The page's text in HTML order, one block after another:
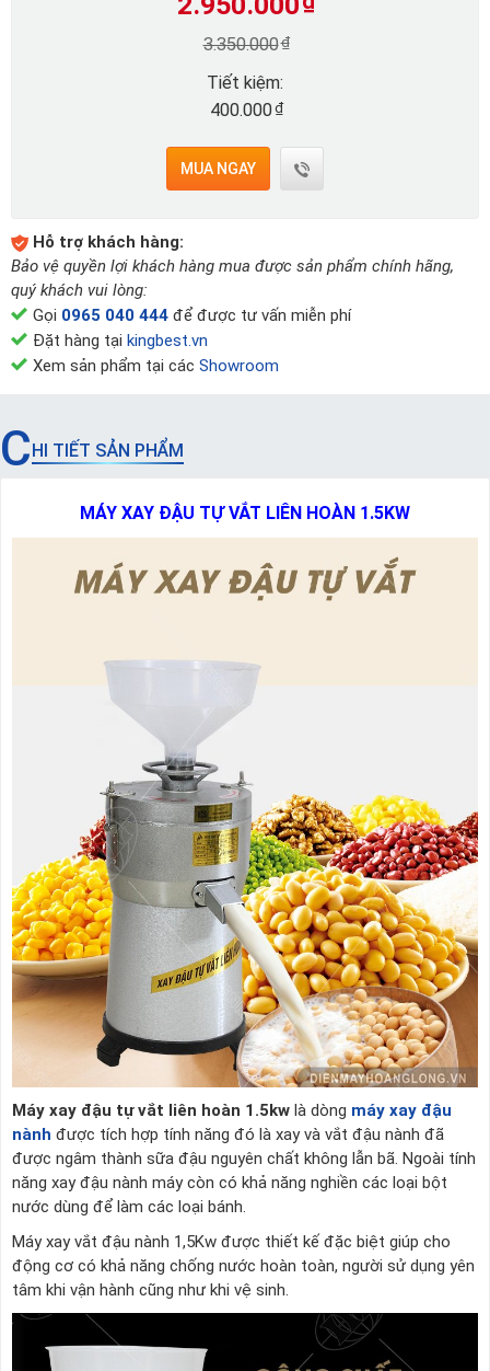
3.350.000₫
Tiết kiệm:
400.000₫
MUA NGAY
Hỗ trợ khách hàng:
Bảo vệ quyền lợi khách hàng mua được sản phẩm chính hãng,
quý khách vui lòng:
Gọi 0965 040 444 để được tư vấn miễn phí
Đặt hàng tại kingbest.vn
Xem sản phẩm tại các Showroom
CHI TIẾT SẢN PHẨM
MÁY XAY ĐẬU TỰ VẮT LIÊN HOÀN 1.5KW
Máy xay đậu tự vắt liên hoàn 1.5kw là dòng máy xay đậu
nành được tích hợp tính năng đó là xay và vắt đậu nành đã
được ngâm thành sữa đậu nguyên chất không lẫn bã. Ngoài tính
năng xay đậu nành máy còn có khả năng nghiền các loại bột
nước dùng để làm các loại bánh.
Máy xay vắt đậu nành 1,5Kw được thiết kế đặc biệt giúp cho
động cơ có khả năng chống nước hoàn toàn, người sử dụng yên
tâm khi vận hành cũng như khi vệ sinh.